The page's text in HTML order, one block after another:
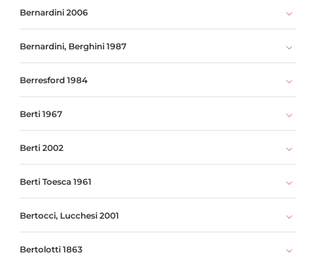
Bernardini 2006
Bernardini, Berghini 1987
Berresford 1984
Berti 1967
Berti 2002
Berti Toesca 1961
Bertocci, Lucchesi 2001
Bertolotti 1863